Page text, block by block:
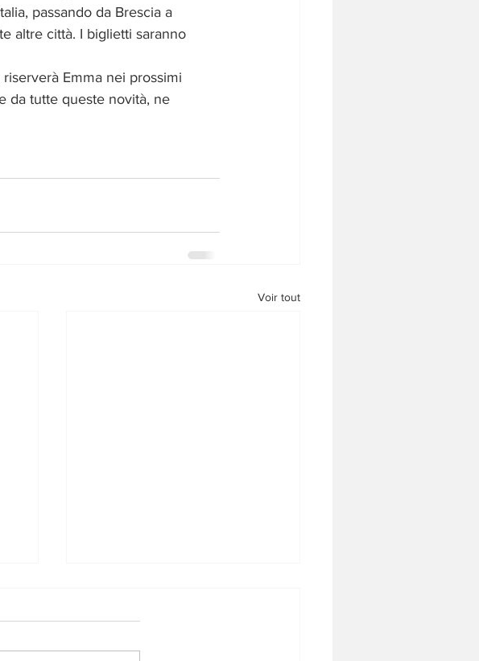
passando da Brescia a
altre città. I biglietti saranno
Emma nei prossimi
da tutte queste novità, ne
Voir tout